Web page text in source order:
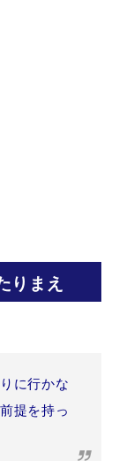
りまえ
に行かな
提を持っ